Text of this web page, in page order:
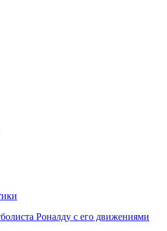
Роналду с его движениями